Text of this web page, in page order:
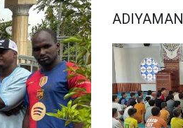
ADIYAMAN